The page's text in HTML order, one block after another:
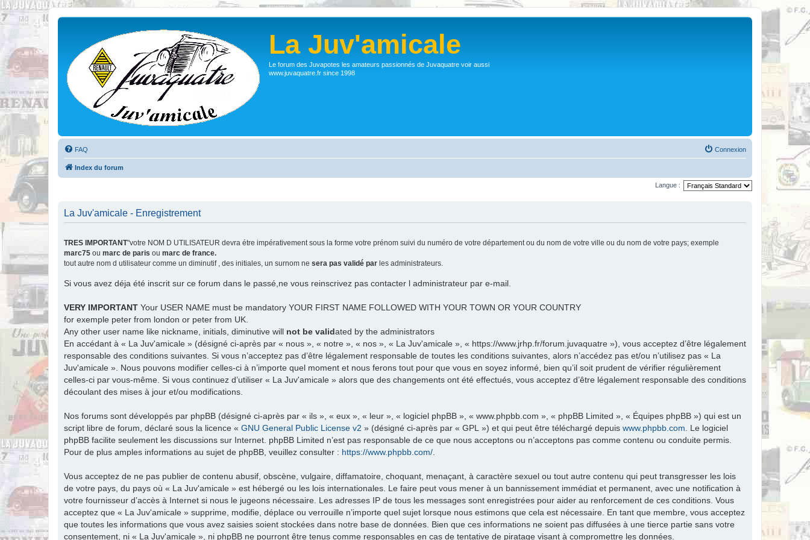
La Juv'amicale
Le forum des Juvapotes les amateurs passionnés de Juvaquatre voir aussi
www.juvaquatre.fr since 1998
FAQ Connexion
Index du forum
Langue :
La Juv'amicale - Enregistrement
TRES IMPORTANT"votre NOM D UTILISATEUR devra étre impérativement sous la forme votre prénom suivi du numéro de votre département ou du nom de votre ville ou du nom de votre pays; exemple
marc75 ou marc de paris ou marc de france.
tout autre nom d utilisateur comme un diminutif , des initiales, un surnom ne sera pas validé par les administrateurs.
Si vous avez déja été inscrit sur ce forum dans le passé,ne vous reinscrivez pas contacter l administrateur par e-mail.
VERY IMPORTANT Your USER NAME must be mandatory YOUR FIRST NAME FOLLOWED WITH YOUR TOWN OR YOUR COUNTRY
for exemple peter from london or peter from UK.
Any other user name like nickname, initials, diminutive will not be validated by the administrators
En accédant à « La Juv'amicale » (désigné ci-après par « nous », « notre », « nos », « La Juv'amicale », « https://www.jrhp.fr/forum.juvaquatre »), vous acceptez d’être légalement
responsable des conditions suivantes. Si vous n’acceptez pas d’être légalement responsable de toutes les conditions suivantes, alors n’accédez pas et/ou n’utilisez pas « La
Juv'amicale ». Nous pouvons modifier celles-ci à n’importe quel moment et nous ferons tout pour que vous en soyez informé, bien qu’il soit prudent de vérifier régulièrement
celles-ci par vous-même. Si vous continuez d’utiliser « La Juv'amicale » alors que des changements ont été effectués, vous acceptez d’être légalement responsable des conditions
découlant des mises à jour et/ou modifications.
Nos forums sont développés par phpBB (désigné ci-après par « ils », « eux », « leur », « logiciel phpBB », « www.phpbb.com », « phpBB Limited », « Équipes phpBB ») qui est un
script libre de forum, déclaré sous la licence « GNU General Public License v2 » (désigné ci-après par « GPL ») et qui peut être téléchargé depuis www.phpbb.com . Le logiciel
phpBB facilite seulement les discussions sur Internet. phpBB Limited n’est pas responsable de ce que nous acceptons ou n’acceptons pas comme contenu ou conduite permis.
Pour de plus amples informations au sujet de phpBB, veuillez consulter : https://www.phpbb.com/
Vous acceptez de ne pas publier de contenu abusif, obscène, vulgaire, diffamatoire, choquant, menaçant, à caractère sexuel ou tout autre contenu qui peut transgresser les lois
de votre pays, du pays où « La Juv'amicale » est hébergé ou les lois internationales. Le faire peut vous mener à un bannissement immédiat et permanent, avec une notification à
votre fournisseur d’accès à Internet si nous le jugeons nécessaire. Les adresses IP de tous les messages sont enregistrées pour aider au renforcement de ces conditions. Vous
acceptez que « La Juv'amicale » supprime, modifie, déplace ou verrouille n’importe quel sujet lorsque nous estimons que cela est nécessaire. En tant que membre, vous acceptez
que toutes les informations que vous avez saisies soient stockées dans notre base de données. Bien que ces informations ne soient pas diffusées à une tierce partie sans votre
consentement, ni « La Juv'amicale », ni phpBB ne pourront être tenus comme responsables en cas de tentative de piratage visant à compromettre les données.